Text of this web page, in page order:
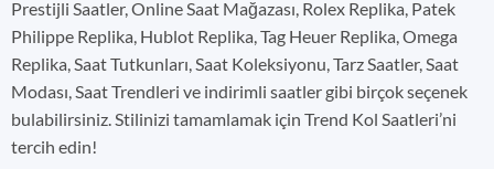
Prestijli Saatler, Online Saat Mağazası, Rolex Replika, Patek
Philippe Replika, Hublot Replika, Tag Heuer Replika, Omega
Replika, Saat Tutkunları, Saat Koleksiyonu, Tarz Saatler, Saat
Modası, Saat Trendleri ve indirimli saatler gibi birçok seçenek
bulabilirsiniz. Stilinizi tamamlamak için Trend Kol Saatleri’ni
tercih edin!